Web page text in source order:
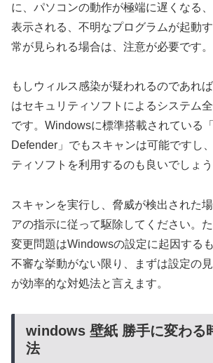
に、パソコンの動作が極端に遅くなる
表示される、不明なプログラムが起動
常が見られる場合は、注意が必要です。
もしウィルス感染が疑われるのであれ
はセキュリティソフトによるシステム
です。Windowsに標準搭載されている
Defender」でもスキャンは可能ですし
ティソフトを利用するのも良いでしょう
スキャンを実行し、脅威が検出された
アの指示に従って駆除してください。
変更問題はWindowsの設定に起因する
不審な挙動がない限り、まずは設定の
が効率的な対処法と言えます。
windows 壁紙 勝手に変わる
法